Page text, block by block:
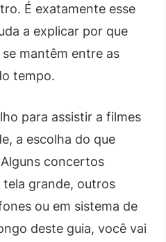
É exatamente esse
a explicar por que
mantêm entre as
tempo.
para assistir a filmes
a escolha do que
concertos
grande, outros
ou em sistema de
deste guia, você vai